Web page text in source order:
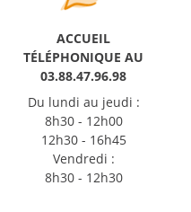
ACCUEIL
TÉLÉPHONIQUE AU
03.88.47.96.98
Du lundi au jeudi :
8h30 - 12h00
12h30 - 16h45
Vendredi :
8h30 - 12h30